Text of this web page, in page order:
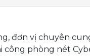
đơn vị chuyên
phòng nét